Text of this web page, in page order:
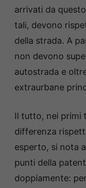
arrivati da
tali, devono
della strada. A
non devono
autostrada e
extraurbane
Il tutto, nei primi
differenza
esperto, si nota
punti della
doppiamente: